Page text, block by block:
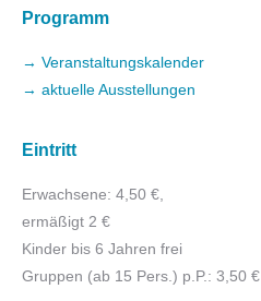
Programm
→ Veranstaltungskalender
→ aktuelle Ausstellungen
Eintritt
Erwachsene: 4,50 €,
ermäßigt 2 €
Kinder bis 6 Jahren frei
Gruppen (ab 15 Pers.) p.P.: 3,50 €